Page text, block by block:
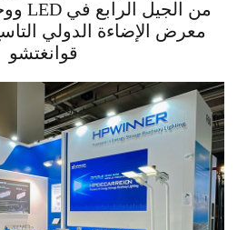
معرض الإضاءة الدولي
قوانغتشو
اقرأ المزيد